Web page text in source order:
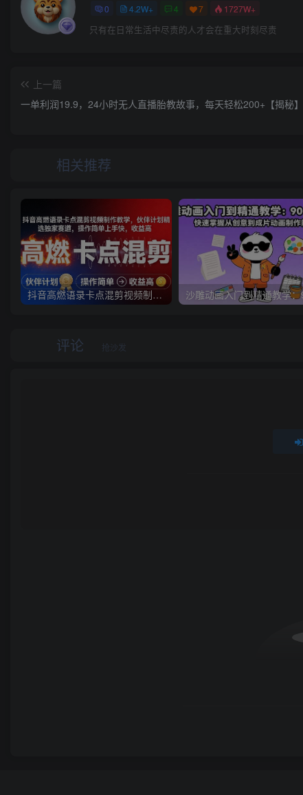
0 4.2W+ 4 7 1727W+
只有在日常生活中尽责的人才会在重大时刻尽责
上一篇
一单利润19.9，24小时无人直播胎教故事，每天轻松200+【揭秘】
相关推荐
抖音高燃语录卡点混剪视频制作教学，伙伴计划精选独家赛道，操作简单上手快，收益高
评论 抢沙发